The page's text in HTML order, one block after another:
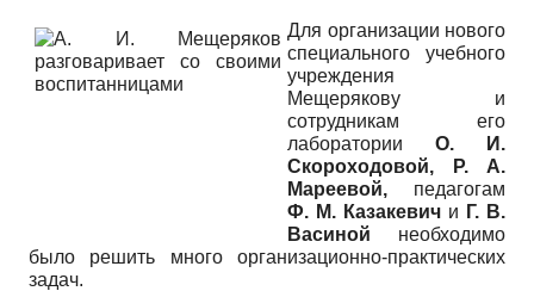
Для организации нового
специального учебного
учреждения
Мещерякову и
сотрудникам его
лаборатории О. И.
Скороходовой, Р. А.
Мареевой, педагогам
Ф. М. Казакевич и Г. В.
Васиной необходимо
было решить много организационно-практических
задач.